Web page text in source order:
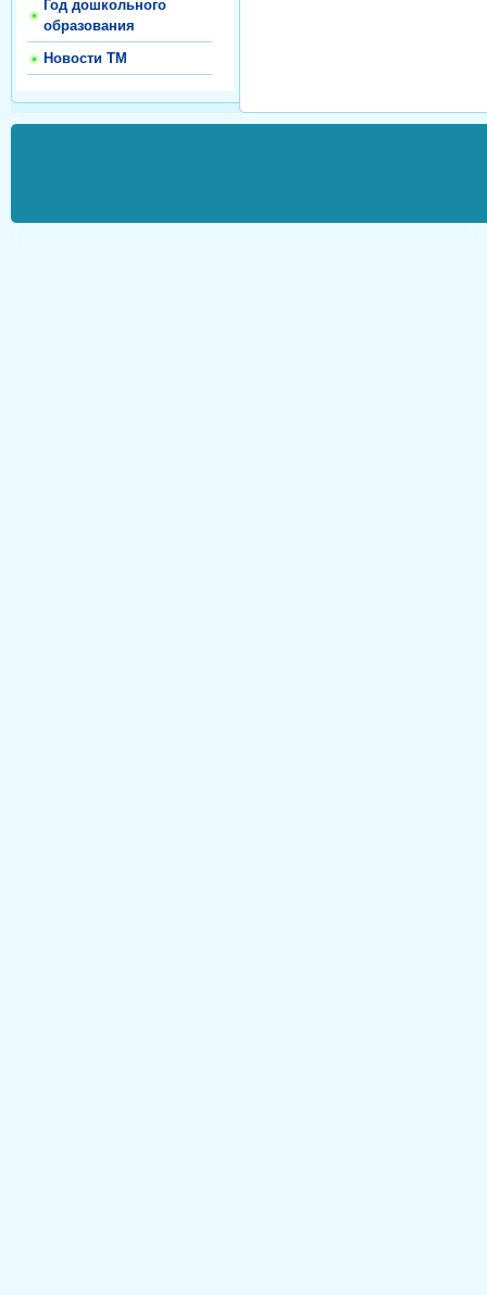
Год дошкольного
образования
Новости ТМ